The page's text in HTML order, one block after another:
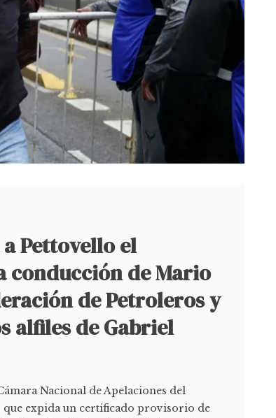
Pettovello el
conducción de Mario
de Petroleros y
alfiles de Gabriel
Nacional de Apelaciones del
expida un certificado provisorio de